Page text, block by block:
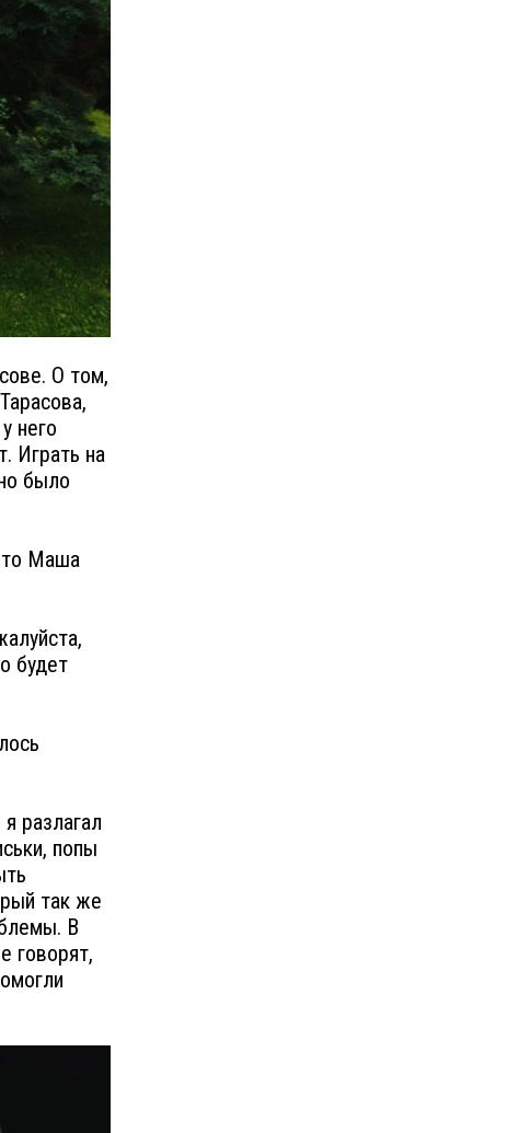
О том,
него
Играть на
было
Маша
будет
разлагал
попы
так же
В
говорят,